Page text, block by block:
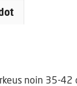
noin 35-42